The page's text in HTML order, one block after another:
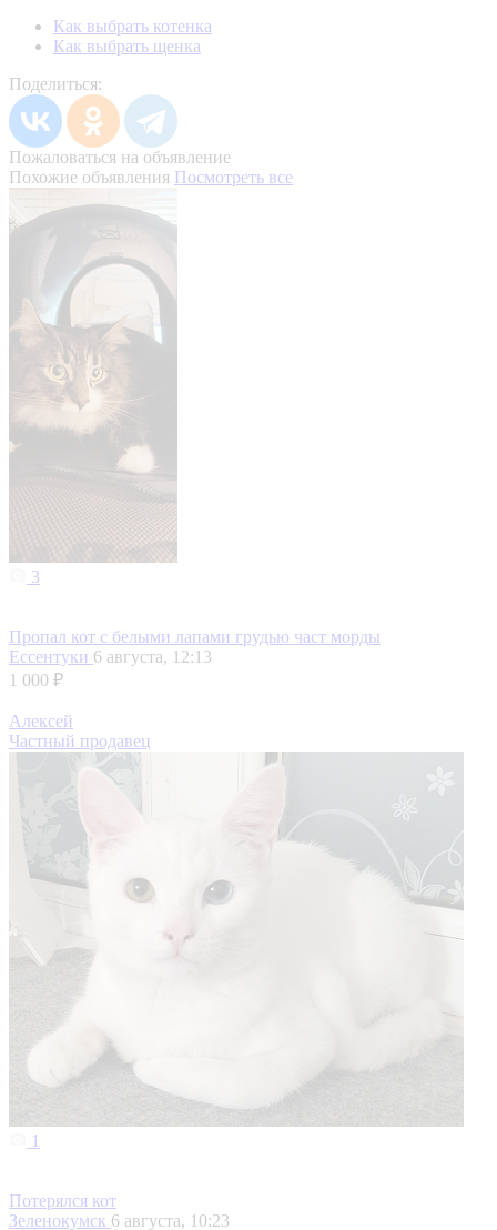
Как выбрать котенка
Как выбрать щенка
Поделиться:
Пожаловаться на объявление
Похожие объявления Посмотреть все
3
Пропал кот с белыми лапами грудью част морды
Ессентуки 6 августа, 12:13
1 000 ₽
Алексей
Частный продавец
1
Потерялся кот
Зеленокумск 6 августа, 10:23